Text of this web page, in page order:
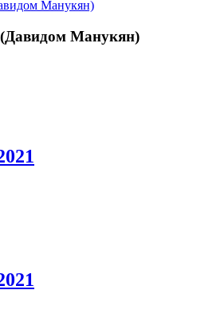
Манукян)